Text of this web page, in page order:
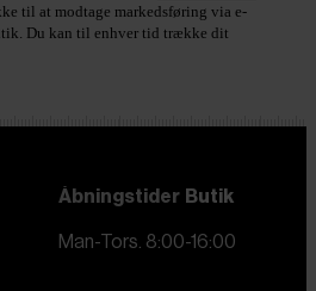
til at modtage markedsføring via e-
Du kan til enhver tid trække dit
Åbningstider Butik
Man-Tors. 8:00-16:00